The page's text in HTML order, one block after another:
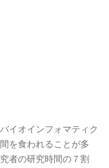
イオインフォマティク
を食われることが多
者の研究時間の７割